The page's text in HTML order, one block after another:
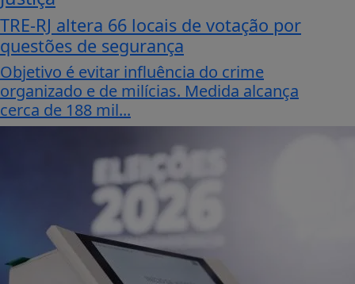
TRE-RJ altera 66 locais de votação por
questões de segurança
Objetivo é evitar influência do crime
organizado e de milícias. Medida alcança
cerca de 188 mil...